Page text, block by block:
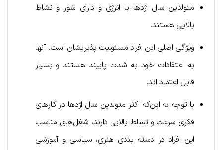
متولدین سال اژدها با انرژی و دارای شور و نشاط
بالایی هستند.
ویژگی اصلی این افراد مسئولیت پذیریشان است. آنها
به اعتقادات خود به شدت پایبند هستند و بسیار
قابل اعتماد اند.
با توجه به این‌که اکثر متولدین سال اژدها در کارهای
فکری سرعت و تسلط بالایی دارند، شغل‌های مناسب
این افراد در دسته بندی هنری، سیاسی و آموزشی